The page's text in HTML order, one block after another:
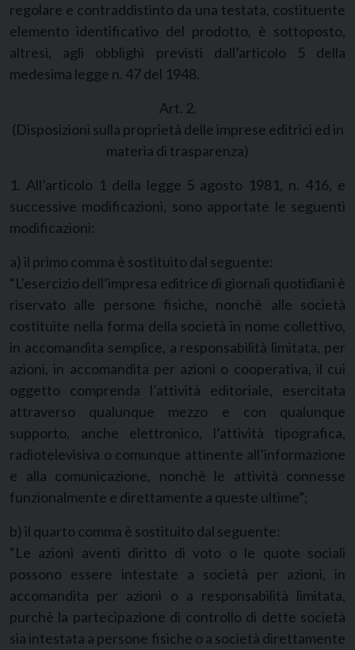
regolare e contraddistinto da una testata, costituente
elemento identificativo del prodotto, è sottoposto,
altresì, agli obblighi previsti dall’articolo 5 della
medesima legge n. 47 del 1948.
Art. 2.
(Disposizioni sulla proprietà delle imprese editrici ed in
materia di trasparenza)
1. All’articolo 1 della legge 5 agosto 1981, n. 416, e
successive modificazioni, sono apportate le seguenti
modificazioni:
a) il primo comma è sostituito dal seguente:
“L’esercizio dell’impresa editrice di giornali quotidiani è
riservato alle persone fisiche, nonchè alle società
costituite nella forma della società in nome collettivo,
in accomandita semplice, a responsabilità limitata, per
azioni, in accomandita per azioni o cooperativa, il cui
oggetto comprenda l’attività editoriale, esercitata
attraverso qualunque mezzo e con qualunque
supporto, anche elettronico, l’attività tipografica,
radiotelevisiva o comunque attinente all’informazione
e alla comunicazione, nonchè le attività connesse
funzionalmente e direttamente a queste ultime”;
b) il quarto comma è sostituito dal seguente:
“Le azioni aventi diritto di voto o le quote sociali
possono essere intestate a società per azioni, in
accomandita per azioni o a responsabilità limitata,
purchè la partecipazione di controllo di dette società
sia intestata a persone fisiche o a società direttamente